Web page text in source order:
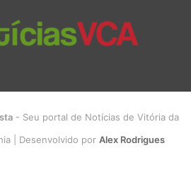
- Seu portal de Notícias de Vitória da
| Desenvolvido por Alex Rodrigues